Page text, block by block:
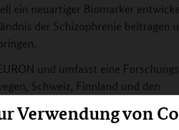
Verwendung von
ein neuartiger Biomarker
der Schizophrenie beitragen
und umfasst eine
Schweiz, Finnland und den
und Charakterisierung von